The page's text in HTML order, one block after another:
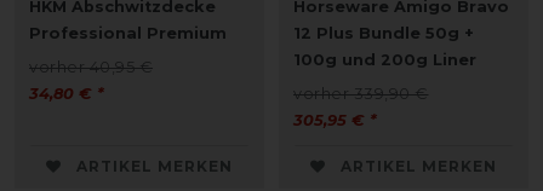
HKM Abschwitzdecke
Professional Premium
vorher 40,95 €
34,80 € *
ARTIKEL MERKEN
Horseware Amigo Bravo
12 Plus Bundle 50g +
100g und 200g Liner
vorher 339,90 €
305,95 € *
ARTIKEL MERKEN